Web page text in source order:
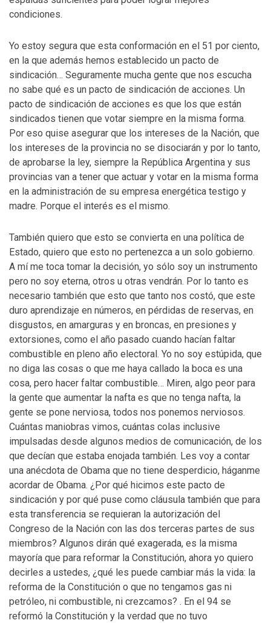
condiciones.
Yo estoy segura que esta conformación en el 51 por ciento,
en la que además hemos establecido un pacto de
sindicación… Seguramente mucha gente que nos escucha
no sabe qué es un pacto de sindicación de acciones. Un
pacto de sindicación de acciones es que los que están
sindicados tienen que votar siempre en la misma forma.
Por eso quise asegurar que los intereses de la Nación, que
los intereses de la provincia no se disociarán y por lo tanto,
de aprobarse la ley, siempre la República Argentina y sus
provincias van a tener que actuar y votar en la misma forma
en la administración de su empresa energética testigo y
madre. Porque el interés es el mismo.
También quiero que esto se convierta en una política de
Estado, quiero que esto no pertenezca a un solo gobierno.
A mí me toca tomar la decisión, yo sólo soy un instrumento
pero no soy eterna, otros u otras vendrán. Por lo tanto es
necesario también que esto que tanto nos costó, que este
duro aprendizaje en números, en pérdidas de reservas, en
disgustos, en amarguras y en broncas, en presiones y
extorsiones, como el año pasado cuando hacían faltar
combustible en pleno año electoral. Yo no soy estúpida, que
no diga las cosas o que me haya callado la boca es una
cosa, pero hacer faltar combustible… Miren, algo peor para
la gente que aumentar la nafta es que no tenga nafta, la
gente se pone nerviosa, todos nos ponemos nerviosos.
Cuántas maniobras vimos, cuántas colas inclusive
impulsadas desde algunos medios de comunicación, de los
que decían que estaba enojada también. Les voy a contar
una anécdota de Obama que no tiene desperdicio, háganme
acordar de Obama. ¿Por qué hicimos este pacto de
sindicación y por qué puse como cláusula también que para
esta transferencia se requieran la autorización del
Congreso de la Nación con las dos terceras partes de sus
miembros? Algunos dirán qué exagerada, es la misma
mayoría que para reformar la Constitución, ahora yo quiero
decirles a ustedes, ¿qué les puede cambiar más la vida: la
reforma de la Constitución o que no tengamos gas ni
petróleo, ni combustible, ni crezcamos? . En el 94 se
reformó la Constitución y la verdad que no tuvo